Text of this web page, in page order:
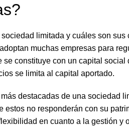
limitada y cuáles son
muchas empresas para
se constituye con un capital
se limita al capital aportado.
destacadas de una sociedad
estos no responderán con su
en cuanto a la gestión y